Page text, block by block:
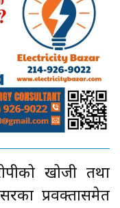
खोजी तथा
प्रवक्तासमेत